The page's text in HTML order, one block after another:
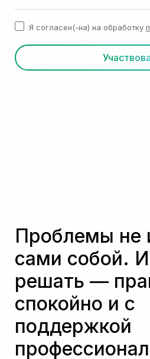
Я согласен(-на) на обработку
Проблемы не
сами собой.
решать —
спокойно и с
поддержкой